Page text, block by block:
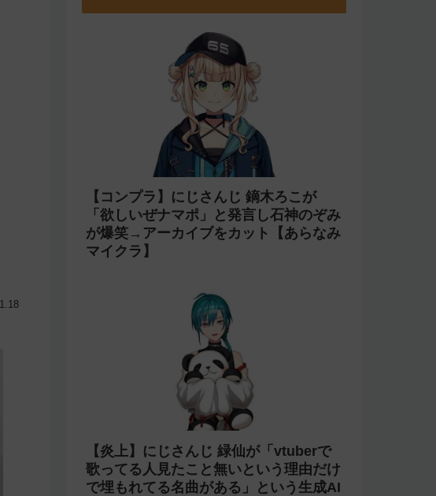
【コンプラ】にじさんじ 鏑木ろこが
「欲しいぜナマポ」と発言し石神のぞみ
が爆笑→アーカイブをカット【あらなみ
マイクラ】
【炎上】にじさんじ 緑仙が「vtuberで
歌ってる人見たこと無いという理由だけ
で埋もれてる名曲がある」という生成AI